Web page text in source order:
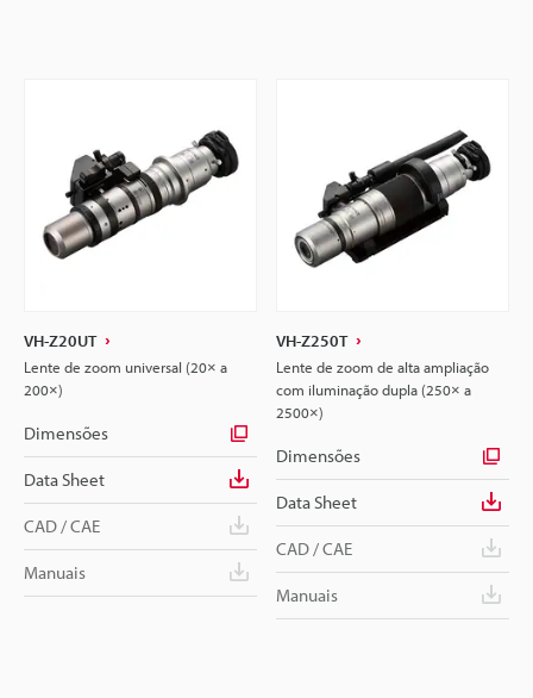
VH-Z20UT
Lente de zoom universal (20× a
200×)
Dimensões
Data Sheet
CAD / CAE
Manuais
VH-Z250T
Lente de zoom de alta ampliação
com iluminação dupla (250× a
2500×)
Dimensões
Data Sheet
CAD / CAE
Manuais